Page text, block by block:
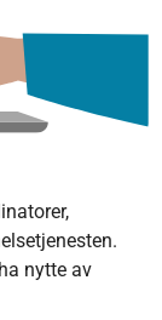
nytte av